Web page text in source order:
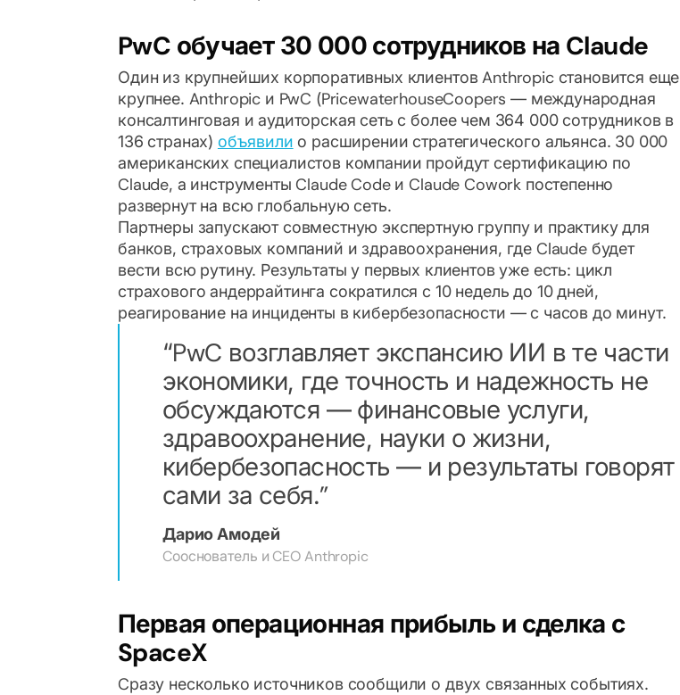
PwC обучает 30 000 сотрудников на Claude
Один из крупнейших корпоративных клиентов Anthropic становится еще
крупнее. Anthropic и PwC (PricewaterhouseCoopers — международная
консалтинговая и аудиторская сеть с более чем 364 000 сотрудников в
136 странах) объявили о расширении стратегического альянса. 30 000
американских специалистов компании пройдут сертификацию по
Claude, а инструменты Claude Code и Claude Cowork постепенно
развернут на всю глобальную сеть.
Партнеры запускают совместную экспертную группу и практику для
банков, страховых компаний и здравоохранения, где Claude будет
вести всю рутину. Результаты у первых клиентов уже есть: цикл
страхового андеррайтинга сократился с 10 недель до 10 дней,
реагирование на инциденты в кибербезопасности — с часов до минут.
PwC возглавляет экспансию ИИ в те части
экономики, где точность и надежность не
обсуждаются — финансовые услуги,
здравоохранение, науки о жизни,
кибербезопасность — и результаты говорят
сами за себя.
Дарио Амодей
Cооснователь и CEO Anthropic
Первая операционная прибыль и сделка с
SpaceX
Cразу несколько источников сообщили о двух связанных событиях.